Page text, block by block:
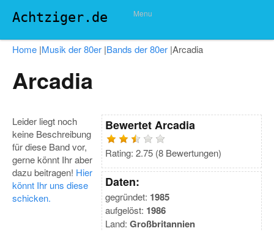
Achtziger.de Menu
Home |Musik der 80er |Bands der 80er |Arcadia
Arcadia
BewertetArcadia
Rating: 2.75 (8 Bewertungen)
Daten:
gegründet: 1985
aufgelöst: 1986
Land: Großbritannien
Leider liegt noch
keine Beschreibung
für diese Band vor,
gerne könnt Ihr aber
dazu beitragen! Hier
könnt Ihr uns diese
schicken.